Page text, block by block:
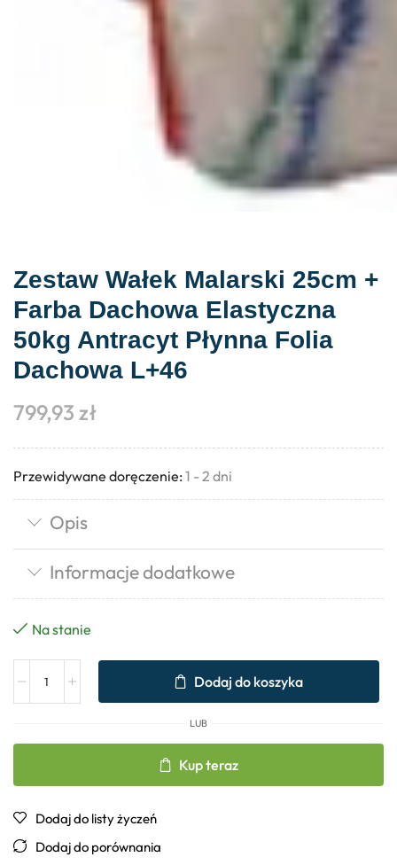
Zestaw Wałek Malarski 25cm +
Farba Dachowa Elastyczna
50kg Antracyt Płynna Folia
Dachowa L+46
799,93 zł
Przewidywane doręczenie: 1 - 2 dni
Opis
Informacje dodatkowe
Na stanie
Dodaj do koszyka
LUB
Kup teraz
Dodaj do listy życzeń
Dodaj do porównania